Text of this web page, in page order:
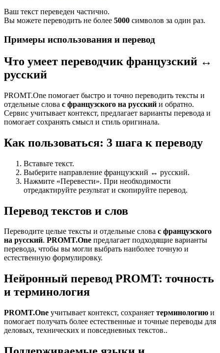
Ваш текст переведен частично.
Вы можете переводить не более 5000 символов за один раз.
Примеры использования и перевод
Что умеет переводчик французский ↔
русский
PROMT.One помогает быстро и точно переводить тексты и
отдельные слова с французского на русский и обратно.
Сервис учитывает контекст, предлагает варианты перевода и
помогает сохранять смысл и стиль оригинала.
Как пользоваться: 3 шага к переводу
Вставьте текст.
Выберите направление французский ↔ русский.
Нажмите «Перевести». При необходимости
отредактируйте результат и скопируйте перевод.
Перевод текстов и слов
Переводите целые тексты и отдельные слова с французского
на русский. PROMT.One предлагает подходящие варианты
перевода, чтобы вы могли выбрать наиболее точную и
естественную формулировку.
Нейронный перевод PROMT: точность
и терминология
PROMT.One учитывает контекст, сохраняет терминологию и
помогает получать более естественные и точные переводы для
деловых, технических и повседневных текстов..